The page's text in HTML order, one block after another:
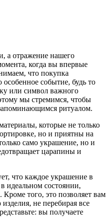
а отражение нашего
когда вы впервые
что покупка
событие, будь то
или символ важного
мы стремимся, чтобы
ритуалом.
которые не только
но и приятны на
само украшение, но и
царапины и
что каждое украшение в
идеальном состоянии,
того, это позволяет вам
не перебирая все
вы получаете